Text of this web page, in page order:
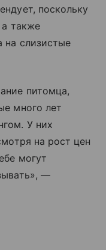
поскольку
а также
на слизистые
питомца,
много лет
У них
на рост цен
могут
—